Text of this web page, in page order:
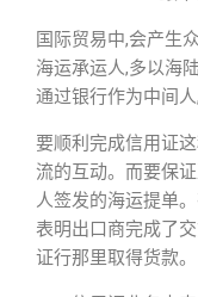
国际贸易中,会产生
海运承运人,多以海
通过银行作为中间
要顺利完成信用证
流的互动。而要保
人签发的海运提单
表明出口商完成了
证行那里取得货款。